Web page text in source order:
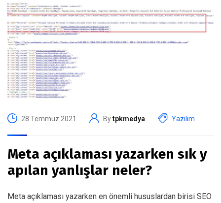
28 Temmuz 2021 Bytpkmedya Yazılım
Meta açıklaması yazarken sık y
apılan yanlışlar neler?
Meta açıklaması yazarken en önemli hususlardan birisi SEO